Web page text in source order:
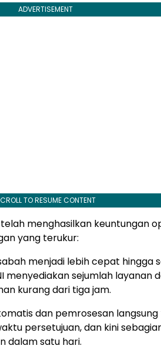
ADVERTISEMENT
TO RESUME CONTENT
menghasilkan keuntungan
yang terukur:
menjadi lebih cepat hingga
menyediakan sejumlah layanan
kurang dari tiga jam.
dan pemrosesan langsung
persetujuan, dan kini
dalam satu hari.